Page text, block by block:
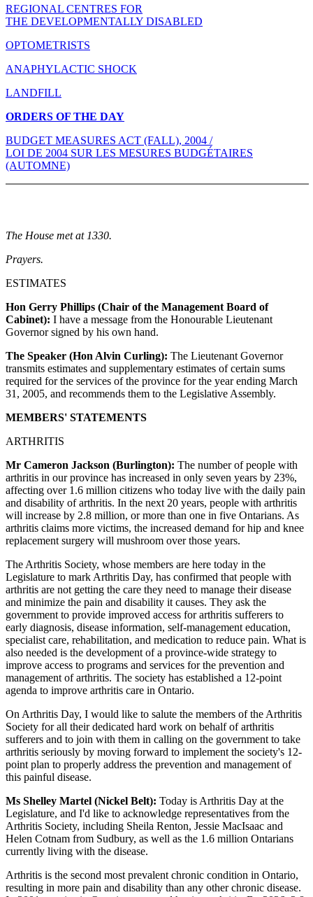
REGIONAL CENTRES FOR
THE DEVELOPMENTALLY DISABLED
OPTOMETRISTS
ANAPHYLACTIC SHOCK
LANDFILL
ORDERS OF THE DAY
BUDGET MEASURES ACT (FALL), 2004 /
LOI DE 2004 SUR LES MESURES BUDGÉTAIRES
(AUTOMNE)
The House met at 1330.
Prayers.
ESTIMATES
Hon Gerry Phillips (Chair of the Management Board of
Cabinet): I have a message from the Honourable Lieutenant
Governor signed by his own hand.
The Speaker (Hon Alvin Curling): The Lieutenant Governor
transmits estimates and supplementary estimates of certain sums
required for the services of the province for the year ending March
31, 2005, and recommends them to the Legislative Assembly.
MEMBERS' STATEMENTS
ARTHRITIS
Mr Cameron Jackson (Burlington): The number of people with
arthritis in our province has increased in only seven years by 23%,
affecting over 1.6 million citizens who today live with the daily pain
and disability of arthritis. In the next 20 years, people with arthritis
will increase by 2.8 million, or more than one in five Ontarians. As
arthritis claims more victims, the increased demand for hip and knee
replacement surgery will mushroom over those years.
The Arthritis Society, whose members are here today in the
Legislature to mark Arthritis Day, has confirmed that people with
arthritis are not getting the care they need to manage their disease
and minimize the pain and disability it causes. They ask the
government to provide improved access for arthritis sufferers to
early diagnosis, disease information, self-management education,
specialist care, rehabilitation, and medication to reduce pain. What is
also needed is the development of a province-wide strategy to
improve access to programs and services for the prevention and
management of arthritis. The society has established a 12-point
agenda to improve arthritis care in Ontario.
On Arthritis Day, I would like to salute the members of the Arthritis
Society for all their dedicated hard work on behalf of arthritis
sufferers and to join with them in calling on the government to take
arthritis seriously by moving forward to implement the society's 12-
point plan to properly address the prevention and management of
this painful disease.
Ms Shelley Martel (Nickel Belt): Today is Arthritis Day at the
Legislature, and I'd like to acknowledge representatives from the
Arthritis Society, including Sheila Renton, Jessie MacIsaac and
Helen Cotnam from Sudbury, as well as the 1.6 million Ontarians
currently living with the disease.
Arthritis is the second most prevalent chronic condition in Ontario,
resulting in more pain and disability than any other chronic disease.